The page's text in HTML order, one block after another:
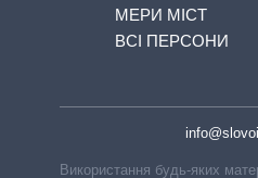
МЕРИ МІСТ
ВСІ ПЕРСОНИ
Використання будь-яких